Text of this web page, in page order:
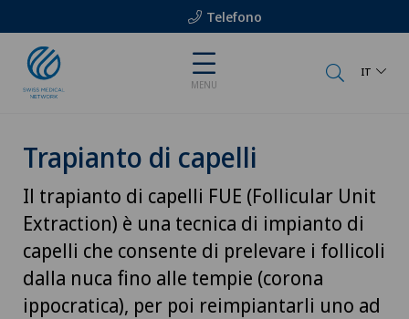
Telefono
MENU
IT
Trapianto di capelli
Il trapianto di capelli FUE (Follicular Unit
Extraction) è una tecnica di impianto di
capelli che consente di prelevare i follicoli
dalla nuca fino alle tempie (corona
ippocratica), per poi reimpiantarli uno ad